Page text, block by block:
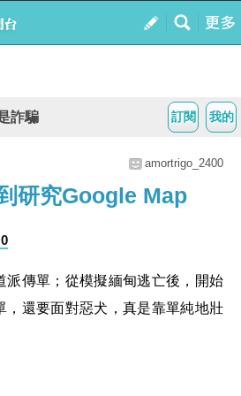
我的
訂閱
詐騙
amortrigo_2400
研究Google Map
派傳單；從模擬緬甸逃亡後，開始
，還要面對惡犬，真是靠單純地壯